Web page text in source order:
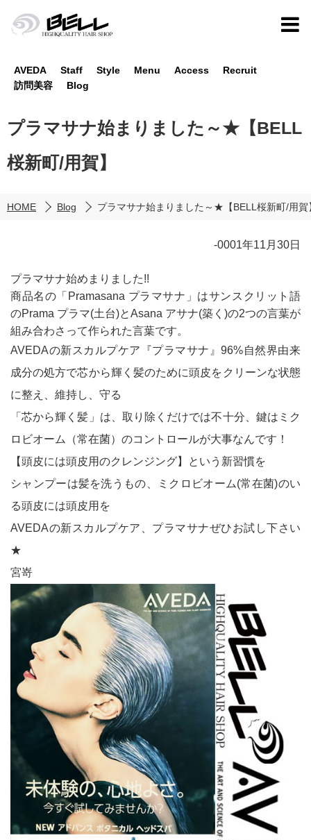
AVEDA Staff Style Menu Access
Recruit
訪問美容
Blog
プラマサナ始まりました～★【BELL
桜新町/用賀】
HOME Blog プラマサナ始まりました～★【BELL桜新町/用賀
-0001年11月30日
プラマサナ始めまりました!!
商品名の「Pramasana プラマサナ」はサンスクリット語
のPrama プラマ(土台)とAsana アサナ(築く)の2つの言葉が
組み合わさって作られた言葉です。
AVEDAの新スカルプケア『プラマサナ』96%自然界由来
成分の処方で芯から輝く髪のために頭皮をクリーンな状態
に整え、維持し、守る
「芯から輝く髪」は、取り除くだけでは不十分、鍵はミク
ロビオーム（常在菌）のコントロールが大事なんです！
【頭皮には頭皮用のクレンジング】という新習慣を
シャンプーは髪を洗うもの、ミクロビオーム(常在菌)のい
る頭皮には頭皮用を
AVEDAの新スカルプケア、プラマサナぜひお試し下さい
★
宮嵜